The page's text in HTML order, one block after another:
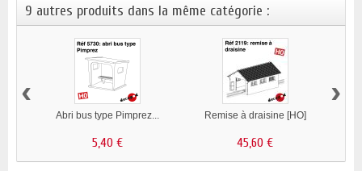
9 autres produits dans la même catégorie :
Abri bus type Pimprez...
5,40 €
Remise à draisine [HO]
45,60 €
‹ ›